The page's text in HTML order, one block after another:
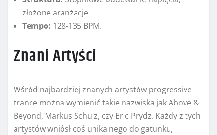
złożone aranżacje.
Tempo: 128-135 BPM.
Znani Artyści
Wśród najbardziej znanych artystów progressive
trance można wymienić takie nazwiska jak Above &
Beyond, Markus Schulz, czy Eric Prydz. Każdy z tych
artystów wniósł coś unikalnego do gatunku,